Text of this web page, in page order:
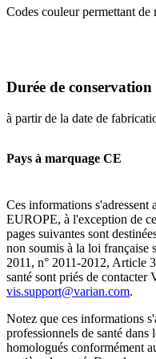
Codes couleur permettant
Durée de conservation
à partir de la date de
Pays à marquage CE
Ces informations s'adressent
EUROPE, à l'exception de
pages suivantes sont
non soumis à la loi française
2011, n° 2011-2012, Article
santé sont priés de contacter
vis.support@varian.com.
Notez que ces informations
professionnels de santé dans
homologués conformément